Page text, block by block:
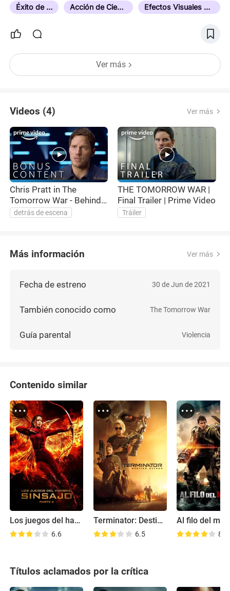
Éxito de Taquilla Acción de Ciencia Ficción Efectos Visuales Extraordinarios
Ver más
Videos (4) Ver más
Chris Pratt in The
Tomorrow War - Behind
the Scenes Exclusive |
detrás de escena
THE TOMORROW WAR |
Final Trailer | Prime Video
Tráiler
Más información Ver más
Fecha de estreno 30 de Jun de 2021
También conocido como The Tomorrow War
Guía parental Violencia
Contenido similar
Los juegos del hambre: Sinsajo (parte 2)
6.6
Terminator: Destino oculto
6.5
Al filo del
8.1
Títulos aclamados por la crítica